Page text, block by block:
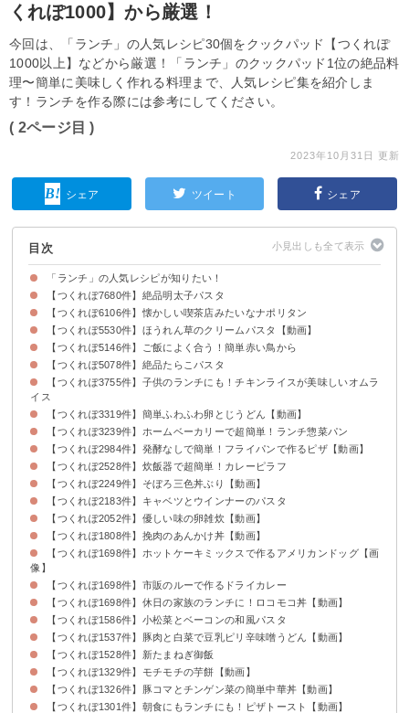
くれぽ1000】から厳選！
今回は、「ランチ」の人気レシピ30個をクックパッド【つくれぽ
1000以上】などから厳選！「ランチ」のクックパッド1位の絶品料
理〜簡単に美味しく作れる料理まで、人気レシピ集を紹介しま
す！ランチを作る際には参考にしてください。
( 2ページ目 )
2023年10月31日 更新
シェア ツイート シェア
目次
「ランチ」の人気レシピが知りたい！
【つくれぽ7680件】絶品明太子パスタ
【つくれぽ6106件】懐かしい喫茶店みたいなナポリタン
【つくれぽ5530件】ほうれん草のクリームパスタ【動画】
【つくれぽ5146件】ご飯によく合う！簡単赤い鳥から
【つくれぽ5078件】絶品たらこパスタ
【つくれぽ3755件】子供のランチにも！チキンライスが美味しいオムラ
イス
【つくれぽ3319件】簡単ふわふわ卵とじうどん【動画】
【つくれぽ3239件】ホームベーカリーで超簡単！ランチ惣菜パン
【つくれぽ2984件】発酵なしで簡単！フライパンで作るピザ【動画】
【つくれぽ2528件】炊飯器で超簡単！カレーピラフ
【つくれぽ2249件】そぼろ三色丼ぶり【動画】
【つくれぽ2183件】キャベツとウインナーのパスタ
【つくれぽ2052件】優しい味の卵雑炊【動画】
【つくれぽ1808件】挽肉のあんかけ丼【動画】
【つくれぽ1698件】ホットケーキミックスで作るアメリカンドッグ【画
像】
【つくれぽ1698件】市販のルーで作るドライカレー
【つくれぽ1698件】休日の家族のランチに！ロコモコ丼【動画】
【つくれぽ1586件】小松菜とベーコンの和風パスタ
【つくれぽ1537件】豚肉と白菜で豆乳ピリ辛味噌うどん【動画】
【つくれぽ1528件】新たまねぎ御飯
【つくれぽ1329件】モチモチの芋餅【動画】
【つくれぽ1326件】豚コマとチンゲン菜の簡単中華丼【動画】
【つくれぽ1301件】朝食にもランチにも！ピザトースト【動画】